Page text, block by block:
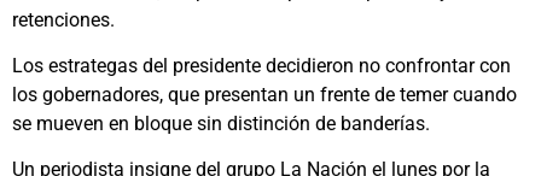
retenciones.
Los estrategas del presidente decidieron no confrontar con
los gobernadores, que presentan un frente de temer cuando
se mueven en bloque sin distinción de banderías.
Un periodista insigne del grupo La Nación el lunes por la